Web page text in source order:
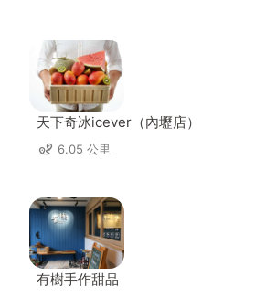
天下奇冰icever（內壢店）
6.05 公里
有樹手作甜品